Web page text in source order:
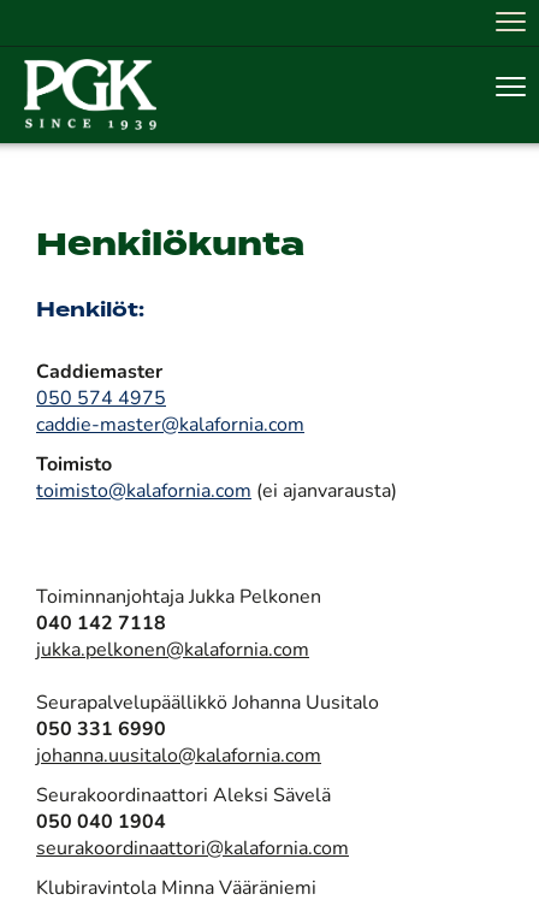
Henkilökunta
Henkilöt:
Caddiemaster
050 574 4975
caddie-master@kalafornia.com
Toimisto
toimisto@kalafornia.com (ei ajanvarausta)
Toiminnanjohtaja Jukka Pelkonen
040 142 7118
jukka.pelkonen@kalafornia.com
Seurapalvelupäällikkö Johanna Uusitalo
050 331 6990
johanna.uusitalo@kalafornia.com
​​​​​​​Seurakoordinaattori Aleksi Sävelä
050 040 1904
seurakoordinaattori@kalafornia.com
Klubiravintola Minna Vääräniemi